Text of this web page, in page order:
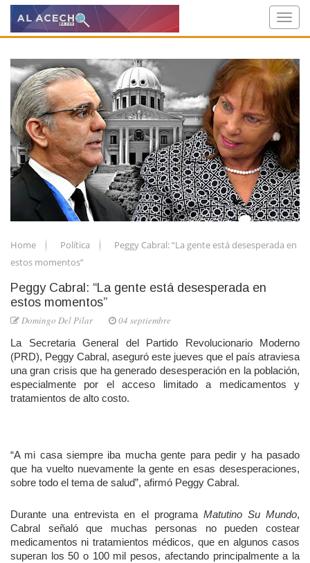
Home Política
Peggy Cabral: “La gente está desesperada en
estos momentos”
Peggy Cabral: “La gente está desesperada en
estos momentos”
Domingo Del Pilar 04 septiembre
La Secretaria General del Partido Revolucionario Moderno
(PRD), Peggy Cabral, aseguró este jueves que el país atraviesa
una gran crisis que ha generado desesperación en la población,
especialmente por el acceso limitado a medicamentos y
tratamientos de alto costo.
“A mi casa siempre iba mucha gente para pedir y ha pasado
que ha vuelto nuevamente la gente en esas desesperaciones,
sobre todo el tema de salud”, afirmó Peggy Cabral.
Durante una entrevista en el programa Matutino Su Mundo,
Cabral señaló que muchas personas no pueden costear
medicamentos ni tratamientos médicos, que en algunos casos
superan los 50 o 100 mil pesos, afectando principalmente a la